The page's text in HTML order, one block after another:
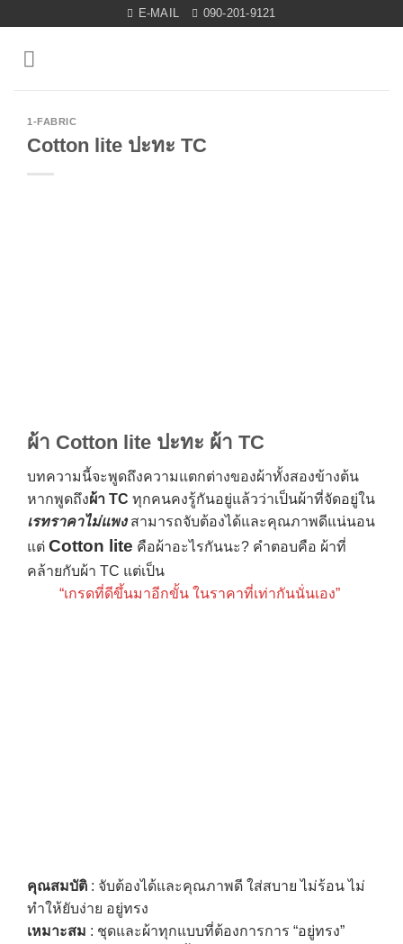
content
E-MAIL 090-201-9121
1-FABRIC
Cotton lite ปะทะ TC
ผ้า Cotton lite ปะทะ ผ้า TC
บทความนี้จะพูดถึงความแตกต่างของผ้าทั้งสองข้างต้น
หากพูดถึงผ้า TC ทุกคนคงรู้กันอยู่แล้วว่าเป็นผ้าที่จัดอยู่ใน
เรทราคาไม่แพงสามารถจับต้องได้และคุณภาพดีแน่นอน
แต่ Cotton lite คือผ้าอะไรกันนะ? คำตอบคือ ผ้าที่
คล้ายกับผ้า TC แต่เป็น
“เกรดที่ดีขึ้นมาอีกขั้น ในราคาที่เท่ากันนั่นเอง”
คุณสมบัติ : จับต้องได้และคุณภาพดี ใส่สบาย ไม่ร้อน ไม่
ทำให้ยับง่าย อยู่ทรง
เหมาะสม : ชุดและผ้าทุกแบบที่ต้องการการ “อยู่ทรง”